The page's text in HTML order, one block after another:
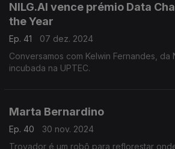
NILG.AI vence prémio Data
the Year
Ep. 41
07 dez. 2024
Conversamos com Kelwin Fernandes, da
incubada na UPTEC.
Marta Bernardino
Ep. 40
30 nov. 2024
Trovador é um robô para reflorestar